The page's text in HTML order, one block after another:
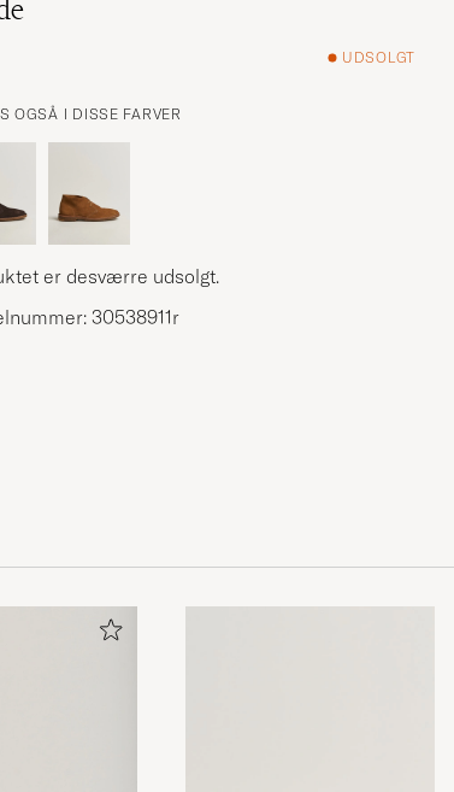
UDSOLGT
OGSÅ I DISSE FARVER
er desværre udsolgt.
30538911r